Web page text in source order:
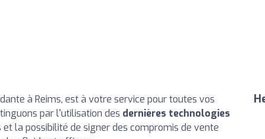
à Reims, est à votre service pour toutes vos
par l'utilisation des dernières technologies
la possibilité de signer des compromis de vente